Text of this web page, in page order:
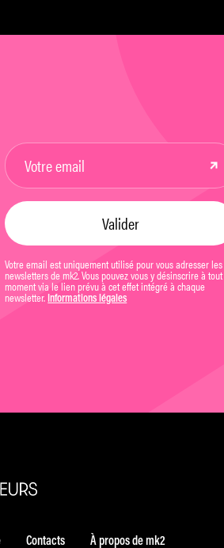
Votre email est uniquement utilisé pour vous adresser les
newsletters de mk2. Vous pouvez vous y désinscrire à tout
moment via le lien prévu à cet effet intégré à chaque
newsletter. Informations légales
Contacts À propos de mk2